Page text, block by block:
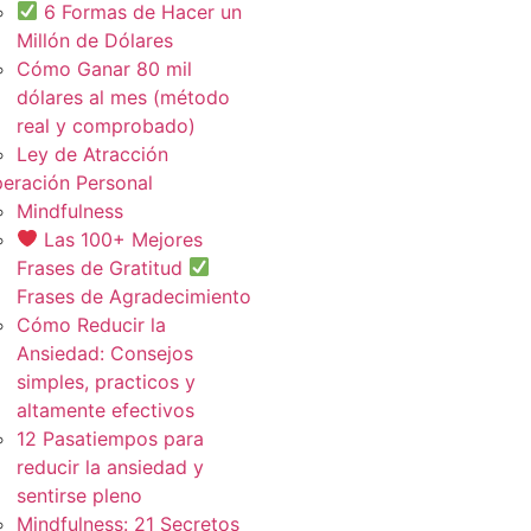
6 Formas de Hacer un
Millón de Dólares
Cómo Ganar 80 mil
dólares al mes (método
real y comprobado)
Ley de Atracción
Personal
Mindfulness
Las 100+ Mejores
Frases de Gratitud
Frases de Agradecimiento
Cómo Reducir la
Ansiedad: Consejos
simples, practicos y
altamente efectivos
12 Pasatiempos para
reducir la ansiedad y
sentirse pleno
Mindfulness: 21 Secretos